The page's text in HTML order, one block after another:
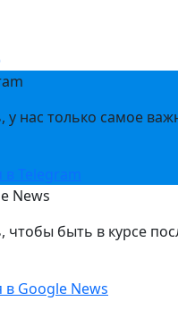
у нас только самое
в Telegram
News
чтобы быть в курсе
в Google News